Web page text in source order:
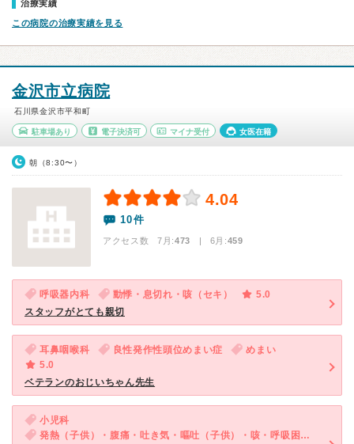
治療実績
この病院の治療実績を見る
金沢市立病院
石川県金沢市平和町
駐車場あり 電子決済可 マイナ受付 女医在籍
朝（8:30〜）
4.04
10件
アクセス数 7月:473 | 6月:459
呼吸器内科 動悸・息切れ・咳（セキ）
5.0
スタッフがとても親切
耳鼻咽喉科 良性発作性頭位めまい症
めまい
5.0
ベテランのおじいちゃん先生
小児科
発熱（子供）・腹痛・吐き気・嘔吐（子供）・咳・呼吸困難（子供）・下痢（子供）